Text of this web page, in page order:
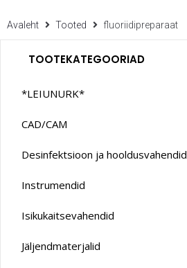
Avaleht Tooted fluoriidipreparaat
TOOTEKATEGOORIAD
*LEIUNURK*
CAD/CAM
Desinfektsioon ja hooldusvahendid
Instrumendid
Isikukaitsevahendid
Jäljendmaterjalid